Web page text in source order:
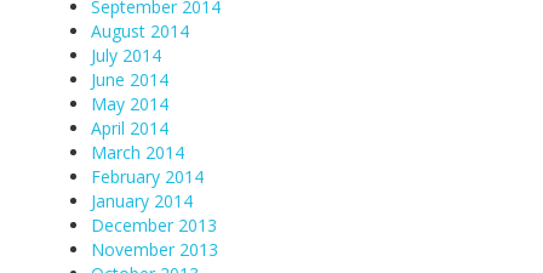
September 2014
August 2014
July 2014
June 2014
May 2014
April 2014
March 2014
February 2014
January 2014
December 2013
November 2013